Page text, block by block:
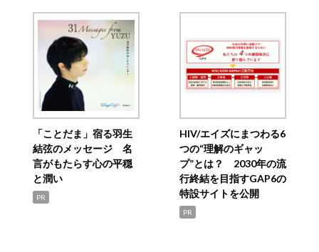
「ことだま」宿る羽生
結弦のメッセージ 名
言がもたらす心の平穏
と潤い
PR
HIV/エイズにまつわる6
つの“理解のギャッ
プ”とは？ 2030年の流
行終結を目指すGAP6の
特設サイトを公開
PR